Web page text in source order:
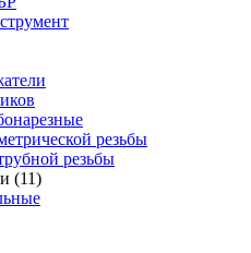
резьбы
резьбы
(11)